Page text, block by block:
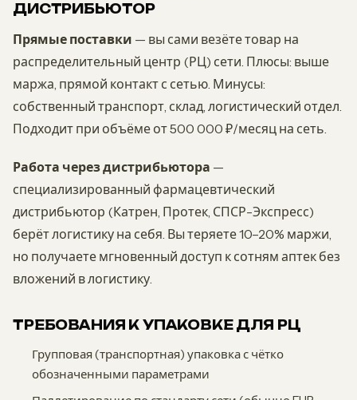
ДИСТРИБЬЮТОР
Прямые поставки — вы сами везёте товар на
распределительный центр (РЦ) сети. Плюсы: выше
маржа, прямой контакт с сетью. Минусы:
собственный транспорт, склад, логистический отдел.
Подходит при объёме от 500 000 ₽/месяц на сеть.
Работа через дистрибьютора —
специализированный фармацевтический
дистрибьютор (Катрен, Протек, СПСР-Экспресс)
берёт логистику на себя. Вы теряете 10–20% маржи,
но получаете мгновенный доступ к сотням аптек без
вложений в логистику.
ТРЕБОВАНИЯ К УПАКОВКЕ ДЛЯ РЦ
Групповая (транспортная) упаковка с чётко
обозначенными параметрами